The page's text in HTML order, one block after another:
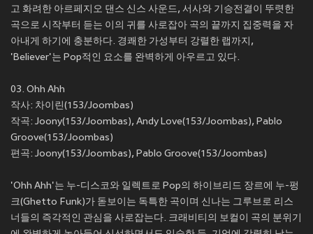
고 화려한 아르페지오 댄스 신스 사운드, 서사와 기승전결이 뚜렷한
곡으로 시작부터 듣는 이의 귀를 사로잡아 곡의 끝까지 집중력을 자
아내게 하기에 충분하다. 경쾌한 가성부터 강렬한 랩까지,
'Believer'는 Pop적인 요소를 완벽하게 아우르고 있다.
03. Ohh Ahh
작사: 차이린(153/Joombas)
작곡: Joony(153/Joombas), Andy Love(153/Joombas), Pablo
Groove(153/Joombas)
편곡: Joony(153/Joombas), Pablo Groove(153/Joombas)
'Ohh Ahh'는 누-디스코와 일렉트로 Pop의 하이브리드 장르에 누-펑
크(Ghetto Funk)가 돋보이는 독특한 곡이며 신나는 그루브로 리스
너들의 즉각적인 관심을 사로잡는다. 크래비티의 보컬이 곡의 분위기